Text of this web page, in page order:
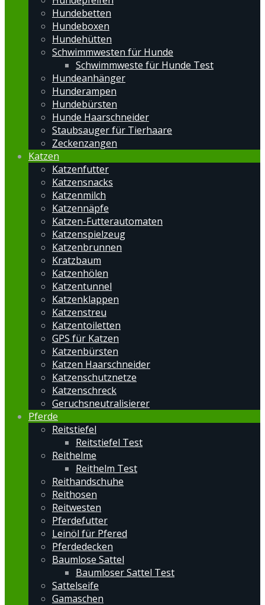
Hundebetten
Hundeboxen
Hundehütten
Schwimmwesten für Hunde
Schwimmweste für Hunde Test
Hundeanhänger
Hunderampen
Hundebürsten
Hunde Haarschneider
Staubsauger für Tierhaare
Zeckenzangen
Katzen
Katzenfutter
Katzensnacks
Katzenmilch
Katzennäpfe
Katzen-Futterautomaten
Katzenspielzeug
Katzenbrunnen
Kratzbaum
Katzenhölen
Katzentunnel
Katzenklappen
Katzenstreu
Katzentoiletten
GPS für Katzen
Katzenbürsten
Katzen Haarschneider
Katzenschutznetze
Katzenschreck
Geruchsneutralisierer
Pferde
Reitstiefel
Reitstiefel Test
Reithelme
Reithelm Test
Reithandschuhe
Reithosen
Reitwesten
Pferdefutter
Leinöl für Pfered
Pferdedecken
Baumlose Sattel
Baumloser Sattel Test
Sattelseife
Gamaschen